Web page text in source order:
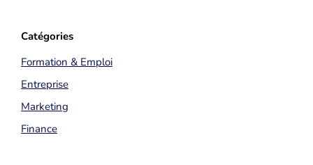
Catégories
Formation & Emploi
Entreprise
Marketing
Finance